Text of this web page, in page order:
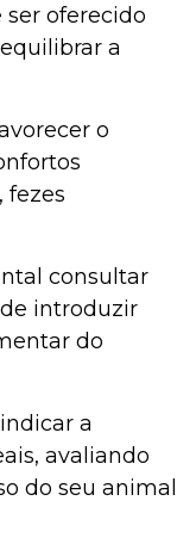
oferecido
a
o
fezes
consultar
introduzir
do
a
avaliando
do seu animal